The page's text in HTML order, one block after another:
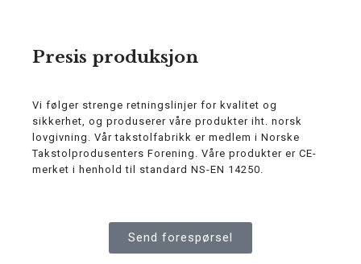
Presis produksjon
Vi følger strenge retningslinjer for kvalitet og
sikkerhet, og produserer våre produkter iht. norsk
lovgivning. Vår takstolfabrikk er medlem i Norske
Takstolprodusenters Forening. Våre produkter er CE-
merket i henhold til standard NS-EN 14250.
Send forespørsel